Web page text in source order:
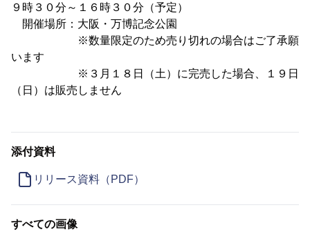
９時３０分～１６時３０分（予定）
開催場所：大阪・万博記念公園
※数量限定のため売り切れの場合はご了承願
います
※３月１８日（土）に完売した場合、１９日
（日）は販売しません
添付資料
リリース資料（PDF）
すべての画像